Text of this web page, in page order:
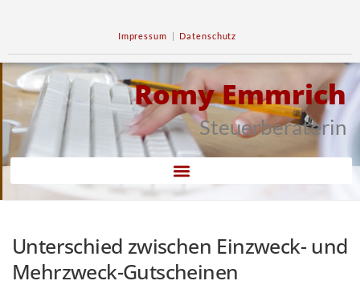
Impressum | Datenschutz
Romy Emmrich
Steuerberaterin
Unterschied zwischen Einzweck- und
Mehrzweck-Gutscheinen